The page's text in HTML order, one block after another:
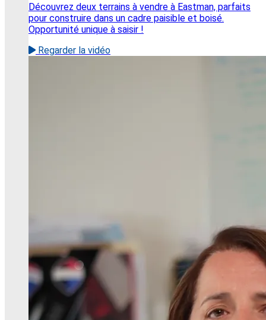
Découvrez deux terrains à vendre à Eastman, parfaits
pour construire dans un cadre paisible et boisé.
Opportunité unique à saisir !
Regarder la vidéo